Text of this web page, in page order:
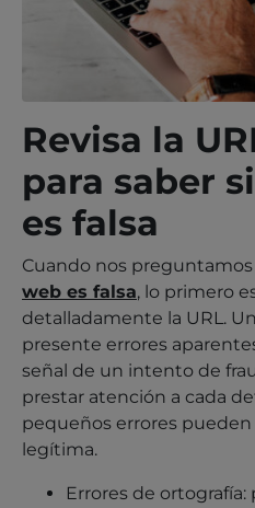
Revisa la
para saber
es falsa
Cuando nos preguntamos
web es falsa, lo primero
detalladamente la URL.
presente errores
señal de un intento de
prestar atención a cada
pequeños errores
legítima.
Errores de ortografía: